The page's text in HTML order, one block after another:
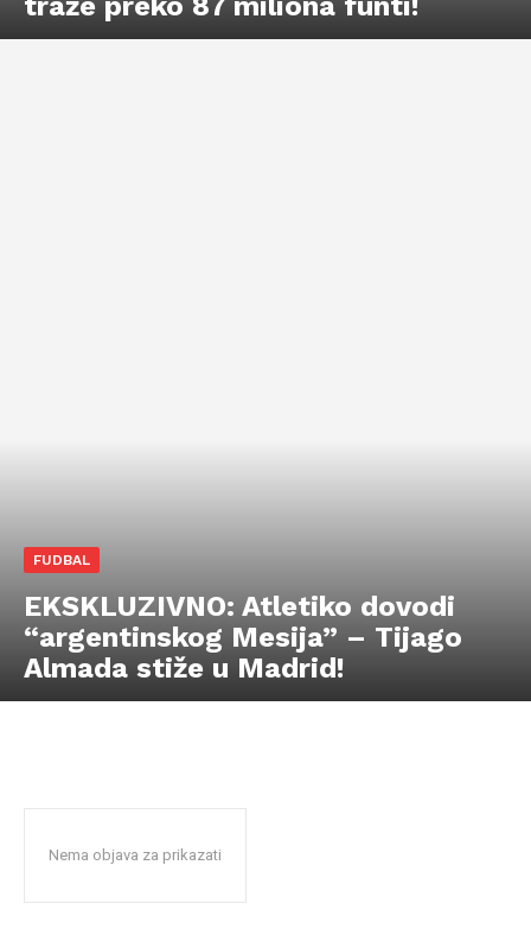
FUDBAL
EKSKLUZIVNO: Atletiko dovodi
“argentinskog Mesija” – Tijago
Almada stiže u Madrid!
Nema objava za prikazati